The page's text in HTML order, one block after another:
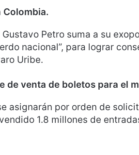
Colombia.
Petro suma a su
nacional”, para lograr
Uribe.
de venta de boletos para el
asignarán por orden de
1.8 millones de